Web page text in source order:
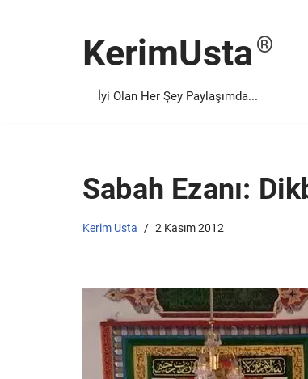
KerimUsta
İyi Olan Her Şey Paylaşımda...
Sabah Ezanı:
Kerim Usta 2 Kasım 2012